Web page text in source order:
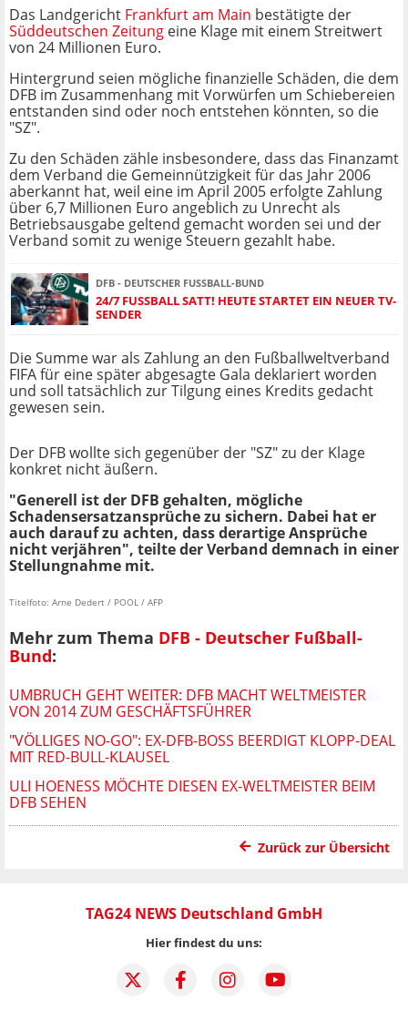
Das Landgericht Frankfurt am Main bestätigte der
Süddeutschen Zeitung eine Klage mit einem Streitwert
von 24 Millionen Euro.
Hintergrund seien mögliche finanzielle Schäden, die dem
DFB im Zusammenhang mit Vorwürfen um Schiebereien
entstanden sind oder noch entstehen könnten, so die
"SZ".
Zu den Schäden zähle insbesondere, dass das Finanzamt
dem Verband die Gemeinnützigkeit für das Jahr 2006
aberkannt hat, weil eine im April 2005 erfolgte Zahlung
über 6,7 Millionen Euro angeblich zu Unrecht als
Betriebsausgabe geltend gemacht worden sei und der
Verband somit zu wenige Steuern gezahlt habe.
DFB - DEUTSCHER FUSSBALL-BUND
24/7 FUSSBALL SATT! HEUTE STARTET EIN NEUER TV-S
ENDER
Die Summe war als Zahlung an den Fußballweltverband
FIFA für eine später abgesagte Gala deklariert worden
und soll tatsächlich zur Tilgung eines Kredits gedacht
gewesen sein.
Der DFB wollte sich gegenüber der "SZ" zu der Klage
konkret nicht äußern.
"Generell ist der DFB gehalten, mögliche
Schadensersatzansprüche zu sichern. Dabei hat er
auch darauf zu achten, dass derartige Ansprüche
nicht verjähren", teilte der Verband demnach in einer
Stellungnahme mit.
Titelfoto: Arne Dedert / POOL / AFP
Mehr zum Thema DFB - Deutscher Fußball-
Bund:
UMBRUCH GEHT WEITER: DFB MACHT WELTMEISTER
VON 2014 ZUM GESCHÄFTSFÜHRER
"VÖLLIGES NO-GO": EX-DFB-BOSS BEERDIGT KLOPP-DEAL
MIT RED-BULL-KLAUSEL
ULI HOENESS MÖCHTE DIESEN EX-WELTMEISTER BEIM D
FB SEHEN
Zurück zur Übersicht
TAG24 NEWS Deutschland GmbH
Hier findest du uns: